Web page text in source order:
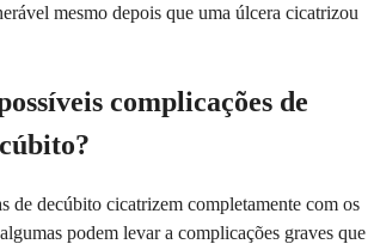
mesmo depois que uma úlcera cicatrizou
complicações de
de decúbito cicatrizem completamente com os
podem levar a complicações graves que